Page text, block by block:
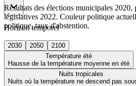
Horizon temporel
2030 2050
2100
Température été
Hausse de la température moyenne en été
Nuits tropicales
Nuits où la température ne descend pas
Résultats des élections municipales 2020,
législatives 2022. Couleur politique
politique, taux d'abstention.